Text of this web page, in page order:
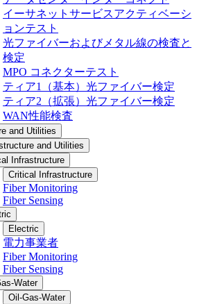
イーサネットサービスアクティベーシ
ョンテスト
光ファイバーおよびメタル線の検査と
検定
MPO コネクターテスト
ティア1（基本）光ファイバー検定
ティア2（拡張）光ファイバー検定
WAN性能検査
and Utilities
and Utilities
Infrastructure
Critical Infrastructure
Fiber Monitoring
Fiber Sensing
Electric
電力事業者
Fiber Monitoring
Fiber Sensing
Water
Oil-Gas-Water